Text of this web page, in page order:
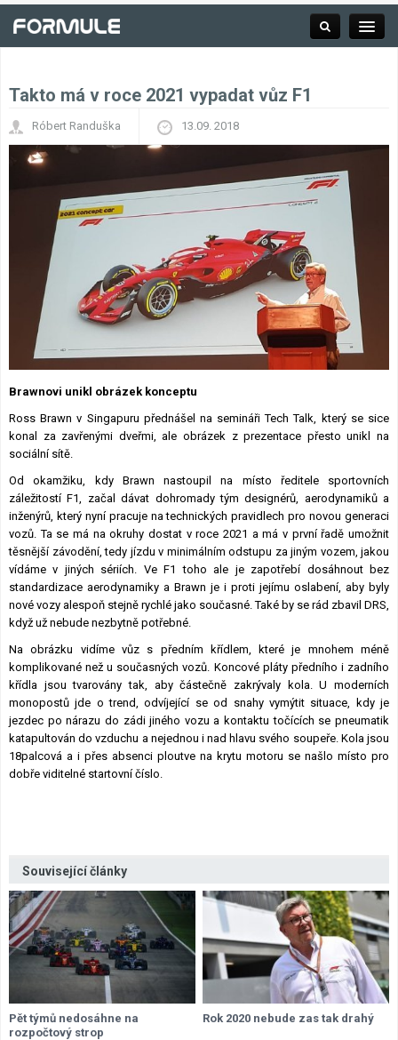
Závodní série
Kalendář F1
Výsledky F1
Týmy a jezdci F1
Okruhy F1
Lexikon F1
Takto má v roce 2021 vypadat vůz F1
Róbert Randuška 13.09. 2018
Brawnovi unikl obrázek konceptu
Ross Brawn v Singapuru přednášel na semináři Tech Talk, který se sice
konal za zavřenými dveřmi, ale obrázek z prezentace přesto unikl na
sociální sítě.
Od okamžiku, kdy Brawn nastoupil na místo ředitele sportovních
záležitostí F1, začal dávat dohromady tým designérů, aerodynamiků a
inženýrů, který nyní pracuje na technických pravidlech pro novou generaci
vozů. Ta se má na okruhy dostat v roce 2021 a má v první řadě umožnit
těsnější závodění, tedy jízdu v minimálním odstupu za jiným vozem, jakou
vídáme v jiných sériích. Ve F1 toho ale je zapotřebí dosáhnout bez
standardizace aerodynamiky a Brawn je i proti jejímu oslabení, aby byly
nové vozy alespoň stejně rychlé jako současné. Také by se rád zbavil DRS,
když už nebude nezbytně potřebné.
Na obrázku vidíme vůz s předním křídlem, které je mnohem méně
komplikované než u současných vozů. Koncové pláty předního i zadního
křídla jsou tvarovány tak, aby částečně zakrývaly kola. U moderních
monopostů jde o trend, odvíjející se od snahy vymýtit situace, kdy je
jezdec po nárazu do zádi jiného vozu a kontaktu točících se pneumatik
katapultován do vzduchu a nejednou i nad hlavu svého soupeře. Kola jsou
18palcová a i přes absenci ploutve na krytu motoru se našlo místo pro
dobře viditelné startovní číslo.
Související články
Pět týmů nedosáhne na
rozpočtový strop
Rok 2020 nebude zas tak drahý